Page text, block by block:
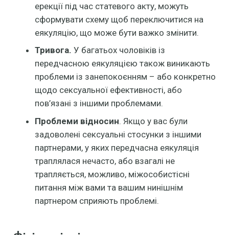
ерекції під час статевого акту, можуть
сформувати схему щоб переключитися на
еякуляцію, що може бути важко змінити.
Тривога. У багатьох чоловіків із
передчасною еякуляцією також виникають
проблеми із занепокоєнням – або конкретно
щодо сексуальної ефективності, або
пов’язані з іншими проблемами.
Проблеми відносин. Якщо у вас були
задоволені сексуальні стосунки з іншими
партнерами, у яких передчасна еякуляція
траплялася нечасто, або взагалі не
трапляється, можливо, міжособистісні
питання між вами та вашим нинішнім
партнером сприяють проблемі.